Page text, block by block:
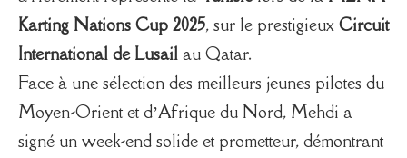
Karting Nations Cup 2025, sur le prestigieux Circuit
International de Lusail au Qatar.
Face à une sélection des meilleurs jeunes pilotes du
Moyen-Orient et d’Afrique du Nord, Mehdi a
signé un week-end solide et prometteur, démontrant